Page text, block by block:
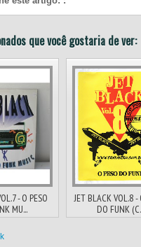
que você gostaria de ver:
- O PESO
MU...
JET BLACK VOL.8 -
DO FUNK